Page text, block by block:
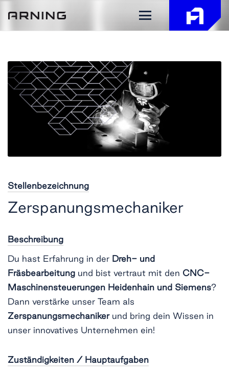
Stellenbezeichnung
Zerspanungsmechaniker
Beschreibung
Du hast Erfahrung in der Dreh- und
Fräsbearbeitung und bist vertraut mit den CNC-
Maschinensteuerungen Heidenhain und Siemens?
Dann verstärke unser Team als
Zerspanungsmechanikerund bring dein Wissen in
unser innovatives Unternehmen ein!
Zuständigkeiten / Hauptaufgaben